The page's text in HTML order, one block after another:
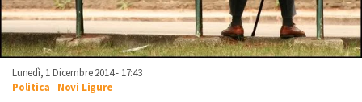
Lunedì, 1 Dicembre 2014 - 17:43
Politica- Novi Ligure